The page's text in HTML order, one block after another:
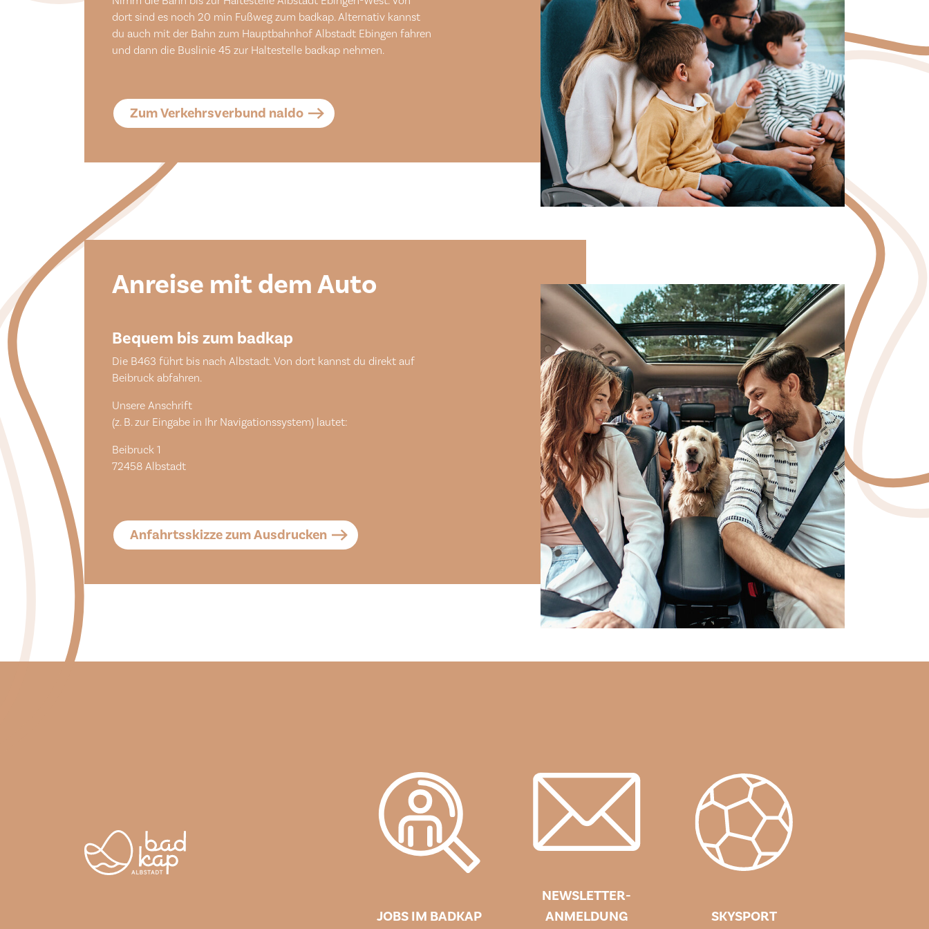
dort sind es noch 20 min Fußweg zum badkap. Alternativ kannst
du auch mit der Bahn zum Hauptbahnhof Albstadt Ebingen fahren
und dann die Buslinie 45 zur Haltestelle badkap nehmen.
Zum Verkehrsverbund naldo
Anreise mit dem Auto
Bequem bis zum badkap
Die B463 führt bis nach Albstadt. Von dort kannst du direkt auf
Beibruck abfahren.
Unsere Anschrift
(z. B. zur Eingabe in Ihr Navigationssystem) lautet:
Beibruck 1
72458 Albstadt
Anfahrtsskizze zum Ausdrucken
JOBS IM BADKAP
NEWSLETTER-
ANMELDUNG
SKYSPORT